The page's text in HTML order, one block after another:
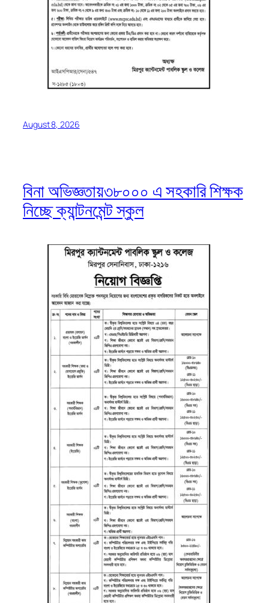
August 8, 2026
বিনা অভিজ্ঞতায়৩৮০০০ এ সহকারি শিক্ষক
নিচ্ছে ক্যান্টনমেন্ট স্কুল